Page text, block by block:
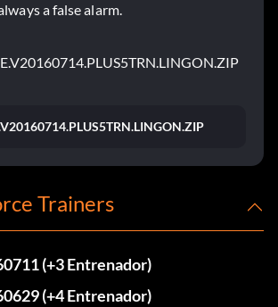
a false alarm.
Trainers
(+3 Entrenador)
(+4 Entrenador)